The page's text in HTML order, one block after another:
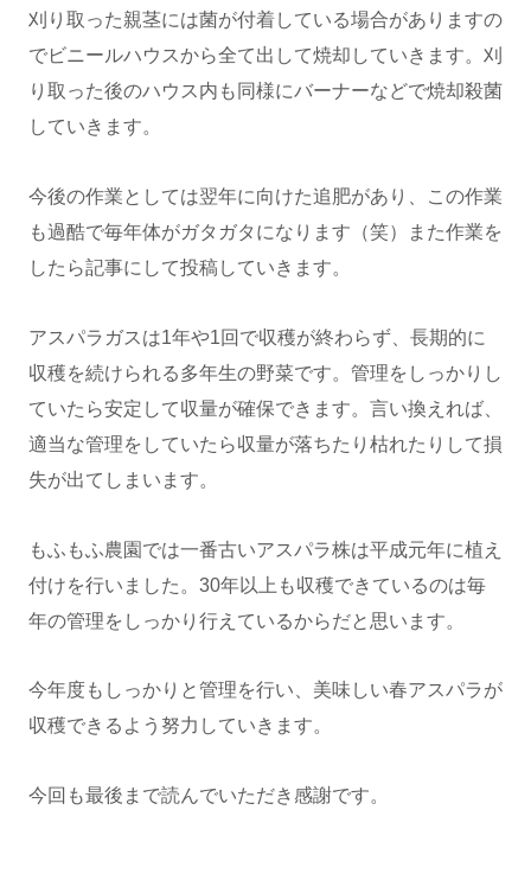
刈り取った親茎には菌が付着している場合がありますの
でビニールハウスから全て出して焼却していきます。刈
り取った後のハウス内も同様にバーナーなどで焼却殺菌
していきます。
今後の作業としては翌年に向けた追肥があり、この作業
も過酷で毎年体がガタガタになります（笑）また作業を
したら記事にして投稿していきます。
アスパラガスは1年や1回で収穫が終わらず、長期的に
収穫を続けられる多年生の野菜です。管理をしっかりし
ていたら安定して収量が確保できます。言い換えれば、
適当な管理をしていたら収量が落ちたり枯れたりして損
失が出てしまいます。
もふもふ農園では一番古いアスパラ株は平成元年に植え
付けを行いました。30年以上も収穫できているのは毎
年の管理をしっかり行えているからだと思います。
今年度もしっかりと管理を行い、美味しい春アスパラが
収穫できるよう努力していきます。
今回も最後まで読んでいただき感謝です。